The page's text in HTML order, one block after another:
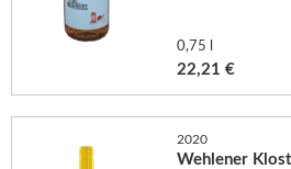
0,75 l
22,21 €
2020
Wehlener